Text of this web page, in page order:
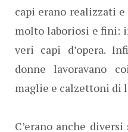
capi erano realizzati
molto laboriosi e fini:
veri capi d’opera.
donne lavoravano
maglie e calzettoni di
C’erano anche